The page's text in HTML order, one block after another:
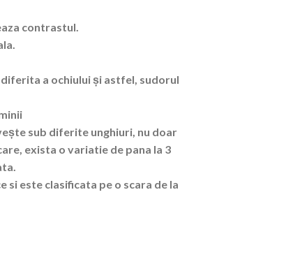
contrastul.
a ochiului și astfel, sudorul
sub diferite unghiuri, nu doar
exista o variatie de pana la 3
si este clasificata pe o scara de la